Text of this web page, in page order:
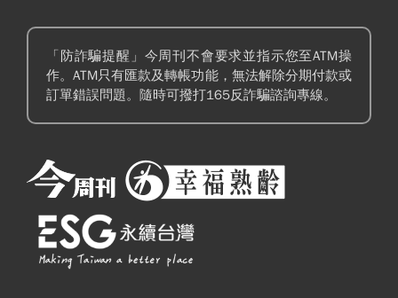
「防詐騙提醒」今周刊不會要求並指示您至ATM操
作。ATM只有匯款及轉帳功能，無法解除分期付款或
訂單錯誤問題。隨時可撥打165反詐騙諮詢專線。